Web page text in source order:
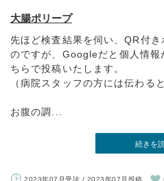
大腸ポリープ
先ほど検査結果を伺い、QR付
のですが、Googleだと個人情報
ちらで投稿いたします。
（病院スタッフの方には伝わる
お腹の調...
続きを
2023年07月受診 / 2023年07月投稿